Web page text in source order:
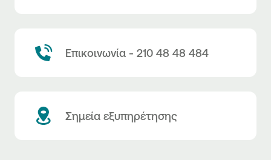
Επικοινωνία - 210 48 48 484
Σημεία εξυπηρέτησης